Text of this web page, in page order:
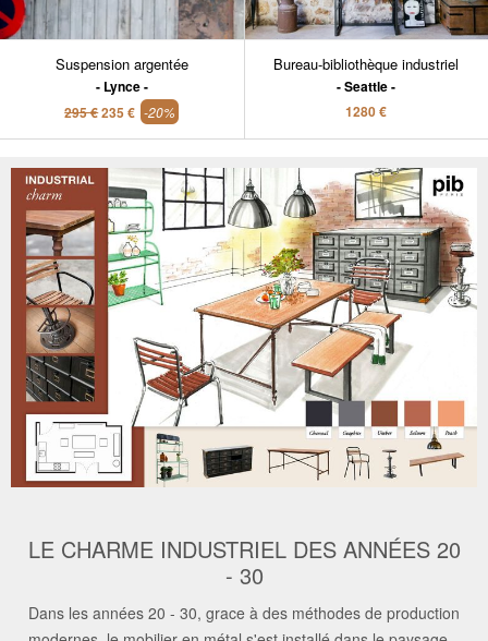
Suspension argentée
Lynce
295 €235 € -20%
LE CHARME INDUSTRIEL DES ANNÉES 20
- 30
Dans les années 20 - 30, grace à des méthodes de production
Bureau-bibliothèque industriel
Seattle
1280 €